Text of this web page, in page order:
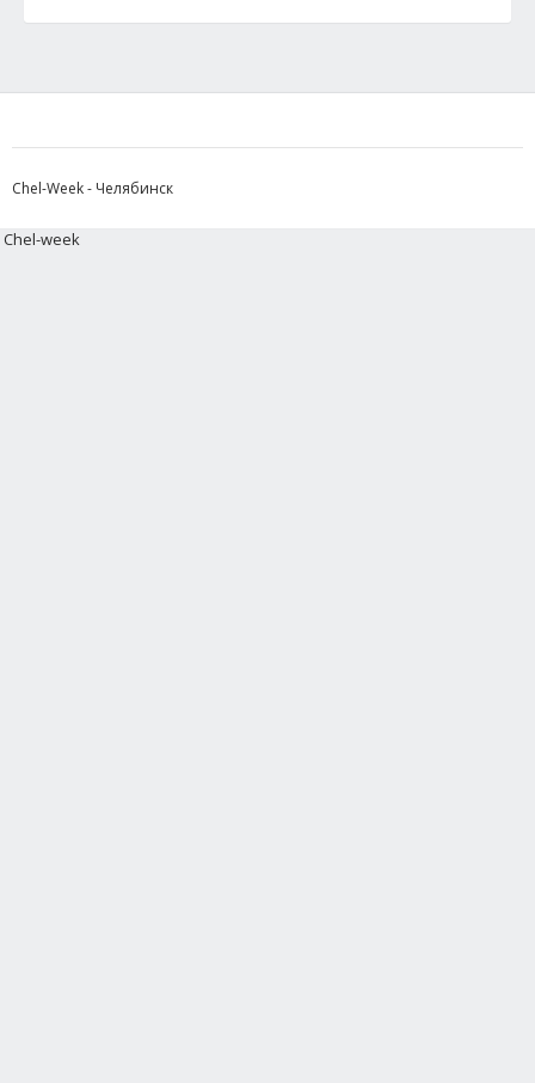
Chel-Week - Челябинск
Chel-week